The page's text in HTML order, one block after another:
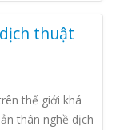
thuật
thế giới khá
thân nghề dịch